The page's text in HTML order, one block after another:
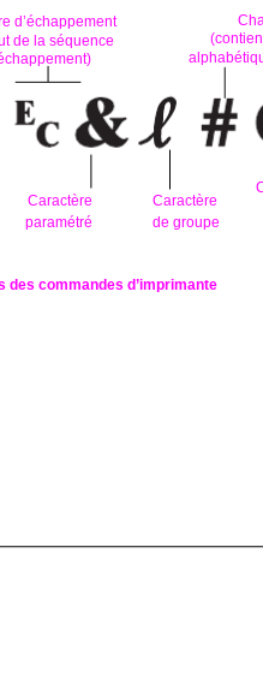
des commandes d’imprimante
d’échappement
de la séquence
Caractère
paramétré
Caractère
de groupe